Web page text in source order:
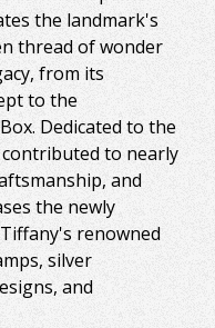
the landmark's
thread of wonder
from its
to the
Dedicated to the
to nearly
and
the newly
renowned
silver
and